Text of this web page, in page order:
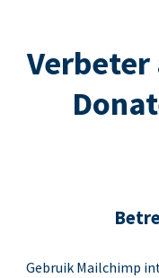
Gebruik Mailchimp